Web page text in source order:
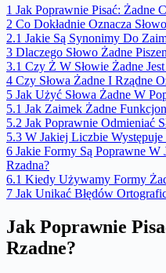
1 Jak Poprawnie Pisać: Żadne
2 Co Dokładnie Oznacza
2.1 Jakie Są Synonimy Do
3 Dlaczego Słowo Żadne
3.1 Czy Ż W Słowie Żadne
4 Czy Słowa Żadne I Rządne
5 Jak Użyć Słowa Żadne W
5.1 Jak Zaimek Żadne
5.2 Jak Poprawnie Odmieniać
5.3 W Jakiej Liczbie Występuje
6 Jakie Formy Są Poprawne
Rzadna?
6.1 Kiedy Używamy Formy
7 Jak Unikać Błędów
Jak Poprawnie
Rzadne?